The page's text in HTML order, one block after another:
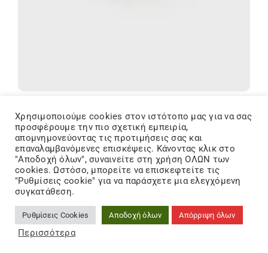
Original
price
was:
42,00 €.
Η
τρέχουσα
τιμή
είναι:
27,30 €.
Mayoral Ροζ Σετ Φούστα με Μπλούζα και Ζακέτα
για Κορίτσι 14-02928-073
OFFER
Χρησιμοποιούμε cookies στον ιστότοπo μας για να σας
προσφέρουμε την πιο σχετική εμπειρία,
απομνημονεύοντας τις προτιμήσεις σας και
επαναλαμβανόμενες επισκέψεις. Κάνοντας κλικ στο
"Αποδοχή όλων", συναινείτε στη χρήση ΟΛΩΝ των
cookies. Ωστόσο, μπορείτε να επισκεφτείτε τις
"Ρυθμίσεις cookie" για να παράσχετε μια ελεγχόμενη
συγκατάθεση.
Ρυθμίσεις Cookies Αποδοχή όλων Απόρριψη όλων
Περισσότερα